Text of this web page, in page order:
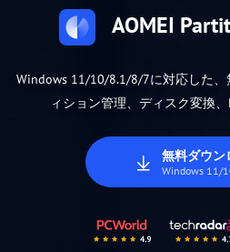
AOMEI
Windows 11/10/8.1/8/7に対応した
ィション管理、ディスク変換、
無料ダウン
Windows 11/